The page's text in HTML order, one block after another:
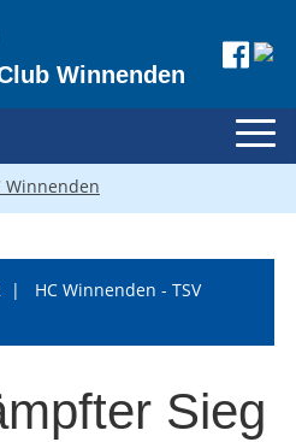
Winnenden
Winnenden
| HC Winnenden - TSV
Sieg